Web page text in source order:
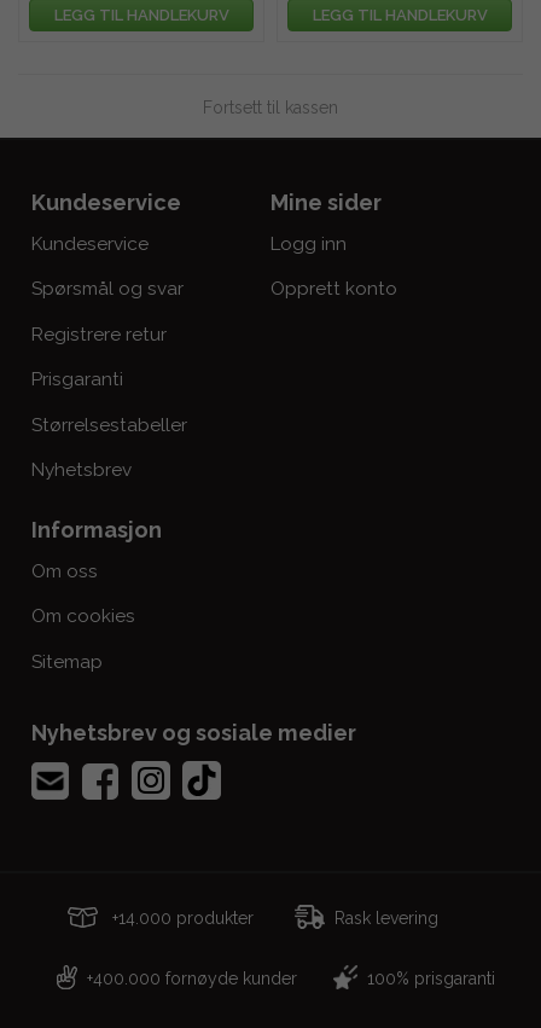
LEGG TIL HANDLEKURV LEGG TIL HANDLEKURV
Fortsett til kassen
Kundeservice
Kundeservice
Spørsmål og svar
Registrere retur
Prisgaranti
Størrelsestabeller
Nyhetsbrev
Mine sider
Logg inn
Opprett konto
Informasjon
Om oss
Om cookies
Sitemap
Nyhetsbrev og sosiale medier
+14.000 produkter Rask levering
+400.000 fornøyde kunder 100% prisgaranti